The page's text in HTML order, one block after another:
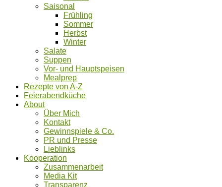
Saisonal
Frühling
Sommer
Herbst
Winter
Salate
Suppen
Vor- und Hauptspeisen
Mealprep
Rezepte von A-Z
Feierabendküche
About
Über Mich
Kontakt
Gewinnspiele & Co.
PR und Presse
Lieblinks
Kooperation
Zusammenarbeit
Media Kit
Transparenz